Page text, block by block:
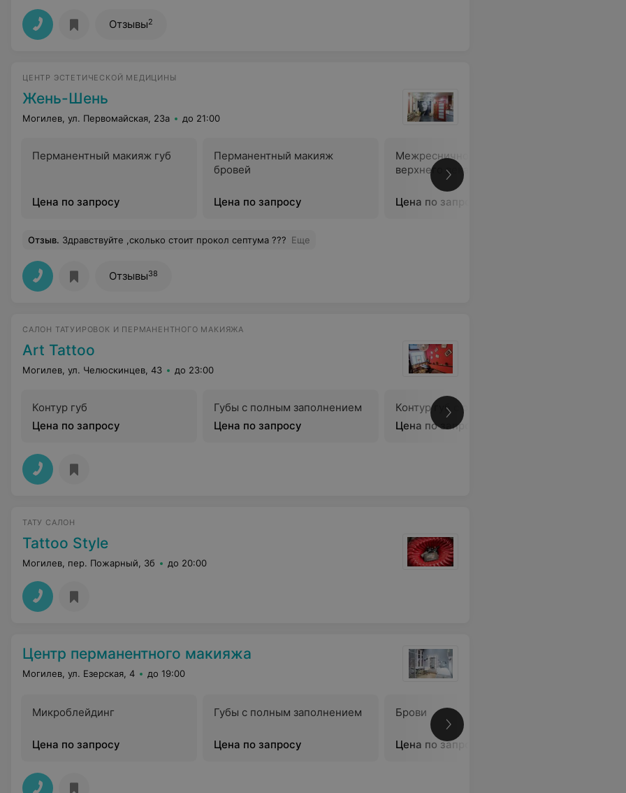
Отзывы2
ЦЕНТР ЭСТЕТИЧЕСКОЙ МЕДИЦИНЫ
Жень-Шень
Могилев, ул. Первомайская, 23а до 21:00
Перманентный макияж губ
Цена по запросу
Перманентный макияж
бровей
Цена по запросу
Межресничное пространство
верхнего века
Цена по запросу
Отзыв. Здравствуйте ,сколько стоит прокол септума ??? Еще
Отзывы38
САЛОН ТАТУИРОВОК И ПЕРМАНЕНТНОГО МАКИЯЖА
Art Tattoo
Могилев, ул. Челюскинцев, 43 до 23:00
Контур губ
Цена по запросу
Губы с полным заполнением
Цена по запросу
Контур губ с растушевкой
Цена по запросу
ТАТУ САЛОН
Tattoo Style
Могилев, пер. Пожарный, 3б до 20:00
Центр перманентного макияжа
Могилев, ул. Езерская, 4 до 19:00
Микроблейдинг
Цена по запросу
Губы с полным заполнением
Цена по запросу
Брови
Цена по запросу